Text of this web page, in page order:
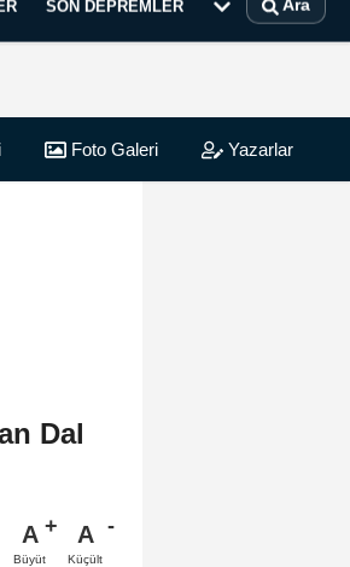
SON DEPREMLER Ara
Foto Galeri Yazarlar
Dal
A
Büyüt
A
Küçült